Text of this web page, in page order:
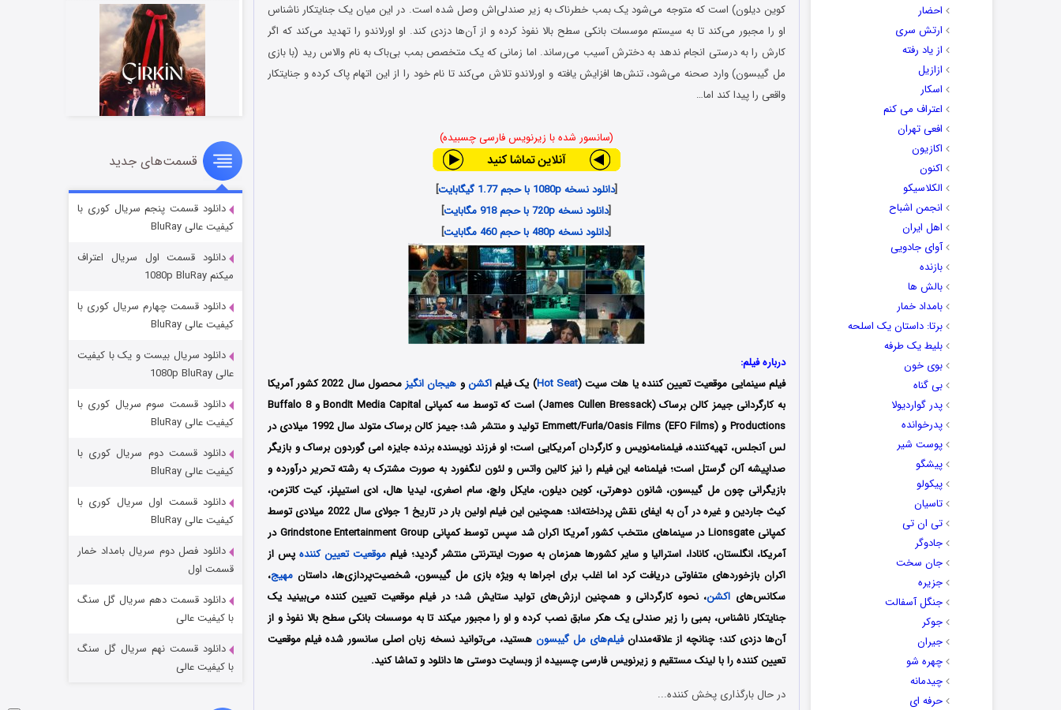
احضار
ارتش سری
از یاد رفته
ازازیل
اسکار
اعتراف می کنم
افعی تهران
اکازیون
اکنون
الکلاسیکو
انجمن اشباح
اهل ایران
آوای جادویی
بازنده
بالش ها
بامداد خمار
برتا: داستان یک اسلحه
بلیط یک‌‌ طرفه
بوی خون
بی گناه
پدر گواردیولا
پدرخوانده
پوست شیر
پیشگو
پیکولو
تاسیان
تی ان تی
جادوگر
جان سخت
جزیره
جنگل آسفالت
جوکر
جیران
چهره شو
چیدمانه
حرفه ای
کوین دیلون) است که متوجه می‌شود یک بمب خطرناک به زیر صندلی‌اش وصل شده است. در این میان یک جنایتکار ناشناس
او را مجبور می‌کند تا به سیستم موسسات بانکی سطح بالا نفوذ کرده و از آن‌ها دزدی کند. او اورلاندو را تهدید می‌کند که اگر
کارش را به درستی انجام ندهد به دخترش آسیب می‌رساند. اما زمانی که یک متخصص بمب بی‌باک به نام والاس رید (با بازی
مل گیبسون) وارد صحنه می‌شود، تنش‌ها افزایش یافته و اورلاندو تلاش می‌کند تا نام خود را از این اتهام پاک کرده و جنایتکار
واقعی را پیدا کند اما…
(سانسور شده با زیرنویس فارسی چسبیده)
[دانلود نسخه 1080p با حجم 1.77 گیگابایت
]
[دانلود نسخه 720p با حجم 918 مگابایت
]
[دانلود نسخه 480p با حجم 460 مگابایت ]
درباره فیلم:
فیلم سینمایی موقعیت تعیین کننده یا هات سیت (Hot Seat) یک فیلماکشنو هیجان انگیز
محصول سال 2022 کشور آمریکا
به کارگردانی جیمز کالن برساک (James Cullen Bressack) است که توسط سه کمپانی BondIt Media Capital و Buffalo 8
Productions و Emmett/Furla/Oasis Films (EFO Films) تولید و منتشر شد؛ جیمز کالن برساک متولد سال 1992 میلادی در
لس آنجلس، تهیه‌کننده، فیلمنامه‌نویس و کارگردان آمریکایی است؛ او فرزند نویسنده برنده جایزه امی گوردون برساک و بازیگر
صداپیشه آلن گرستل است؛ فیلمنامه این فیلم را نیز کالین واتس و لئون لنگفورد به صورت مشترک به رشته تحریر درآورده و
بازیگرانی چون مل گیبسون، شانون دوهرتی، کوین دیلون، مایکل ولچ، سام اصغری، لیدیا هال، ادی استیپلز، کیت کاتزمن،
کیث جاردین و غیره در آن به ایفای نقش پرداخته‌اند؛ همچنین این فیلم اولین بار در تاریخ 1 جولای سال 2022 میلادی توسط
کمپانی Lionsgate در سینماهای منتخب کشور آمریکا اکران شد سپس توسط کمپانی Grindstone Entertainment Group در
آمریکا، انگلستان، کانادا، استرالیا و سایر کشورها همزمان به صورت اینترنتی منتشر گردید؛ فیلم موقعیت تعیین کنندهپس از
اکران بازخوردهای متفاوتی دریافت کرد اما اغلب برای اجراها به ویژه بازی مل گیبسون، شخصیت‌پردازی‌ها، داستانمهیج،
سکانس‌های اکشن، نحوه کارگردانی و همچنین ارزش‌های تولید ستایش شد؛ در فیلم موقعیت تعیین کننده می‌بینید یک
جنایتکار ناشناس، بمبی را زیر صندلی یک هکر سابق نصب کرده و او را مجبور می‎کند تا به موسسات بانکی سطح بالا نفوذ و از
آن‌ها دزدی کند؛ چنانچه از علاقه‌مندانفیلم‌های مل گیبسون هستید، می‌توانید نسخه زبان اصلی سانسور شده فیلم موقعیت
تعیین کننده را با ‌لینک مستقیم و زیرنویس فارسی چسبیده از وبسایت دوستی ها دانلود و تماشا کنید.
در حال بارگذاری پخش کننده...
سریال زشت
قسمت۲ (زیرنویس) منتشر شد
مردگان متحرک: شهر مرده ۳
شکست استوارت در نجات جهان
قسمت ۷ (زیرنویس) منتشر شد
قسمت‌های جدید
دانلود قسمت پنجم سریال کوری با
کیفیت عالی BluRay
دانلود قسمت اول سریال اعتراف
میکنم 1080p BluRay
دانلود قسمت چهارم سریال کوری با
کیفیت عالی BluRay
دانلود سریال بیست و یک با کیفیت
عالی 1080p BluRay
دانلود قسمت سوم سریال کوری با
کیفیت عالی BluRay
دانلود قسمت دوم سریال کوری با
کیفیت عالی BluRay
دانلود قسمت اول سریال کوری با
کیفیت عالی BluRay
دانلود فصل دوم سریال بامداد خمار
قسمت اول
دانلود قسمت دهم سریال گل سنگ
با کیفیت عالی
دانلود قسمت نهم سریال گل سنگ
با کیفیت عالی